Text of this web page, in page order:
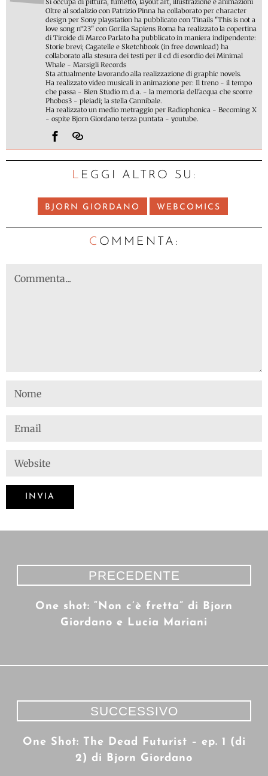
Si occupa di pittura, fumetto, layout art, illustrazione e animazioni
Oltre al sodalizio con Patrizio Pinna ha collaborato per character
design per Sony playstation ha pubblicato con Tinails "This is not a
love song n°23" con Gorilla Sapiens Roma ha realizzato la copertina
di Tiroide di Marco Parlato ha pubblicato in maniera indipendente:
Storie brevi; Cagatelle e Sketchbook (in free download) ha
collaborato alla stesura dei testi per il cd di esordio dei Minimal
Whale - Marsigli Records
Sta attualmente lavorando alla realizzazione di graphic novels.
Ha realizzato video musicali in animazione per: Il treno - il tempo
che passa - Blen Studio m.d.a. - la memoria dell'acqua che scorre
Phobos3 - pleiadi; la stella Cannibale.
Ha realizzato un medio metraggio per Radiophonica - Becoming X
- ospite Bjorn Giordano terza puntata - youtube.
LEGGI ALTRO SU:
BJORN GIORDANO WEBCOMICS
C OMMENTA:
PRECEDENTE
One shot: “Non c’è fretta” di Bjorn
Giordano e Lucia Mariani
SUCCESSIVO
One Shot: The Dead Futurist – ep. 1 (di
2) di Bjorn Giordano